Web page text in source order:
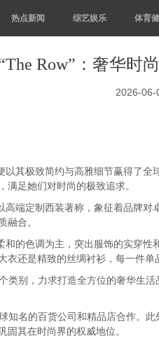
热点新闻 综艺娱乐 体育
Row”：奢华时
2026-06-
其极致简约与高雅细节赢得了
足她们对时尚的极致追求。
端定制西装著称，象征着品牌
融合。
的色调为主，突出服饰的实穿
还是精致的丝绸衬衫，每一件单
类别，力求打造全方位的奢华生
名的百货公司和精品店合作。
其在时尚界的权威地位。